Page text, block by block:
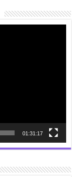
01:31:17